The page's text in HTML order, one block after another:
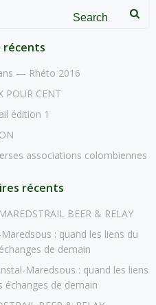
récents
— Rhéto 2016
POUR CENT
édition 1
associations colombiennes
récents
MAREDSTRAIL BEER & RELAY
: quand les liens du
de demain
Maredsous : quand les liens
échanges de demain